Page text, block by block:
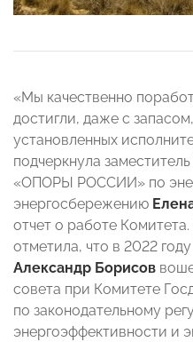
«Мы качественно
достигли, даже с
установленных
подчеркнула
«ОПОРЫ РОССИИ» по
энергосбережению
отчет о работе
отметила, что в 2022
Александр Борисов
совета при Комитете
по законодательному
энергоэффективности и